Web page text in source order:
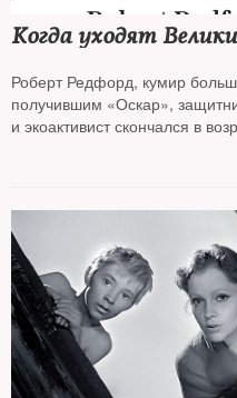
Когда уходят
Роберт Редфорд, кумир
получившим «Оскар»,
и экоактивист скончался в